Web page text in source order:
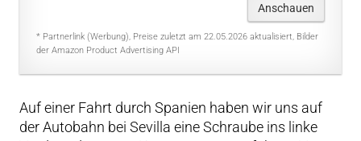
Anschauen
* Partnerlink (Werbung), Preise zuletzt am 22.05.2026 aktualisiert, Bilder
der Amazon Product Advertising API
Auf einer Fahrt durch Spanien haben wir uns auf
der Autobahn bei Sevilla eine Schraube ins linke